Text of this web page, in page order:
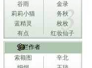
谷雨
金录
莉莉小猫
务秋
蓝精灵
枚枚
有点
红妆仙子
专栏作者
索额图
辛北